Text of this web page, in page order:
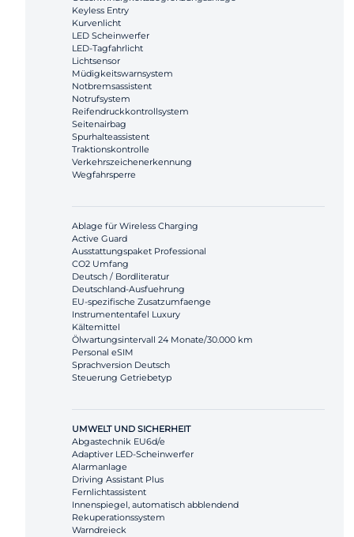
Keyless Entry
Kurvenlicht
LED Scheinwerfer
LED-Tagfahrlicht
Lichtsensor
Müdigkeitswarnsystem
Notbremsassistent
Notrufsystem
Reifendruckkontrollsystem
Seitenairbag
Spurhalteassistent
Traktionskontrolle
Verkehrszeichenerkennung
Wegfahrsperre
Ablage für Wireless Charging
Active Guard
Ausstattungspaket Professional
CO2 Umfang
Deutsch / Bordliteratur
Deutschland-Ausfuehrung
EU-spezifische Zusatzumfaenge
Instrumententafel Luxury
Kältemittel
Ölwartungsintervall 24 Monate/30.000 km
Personal eSIM
Sprachversion Deutsch
Steuerung Getriebetyp
UMWELT UND SICHERHEIT
Abgastechnik EU6d/e
Adaptiver LED-Scheinwerfer
Alarmanlage
Driving Assistant Plus
Fernlichtassistent
Innenspiegel, automatisch abblendend
Rekuperationssystem
Warndreieck